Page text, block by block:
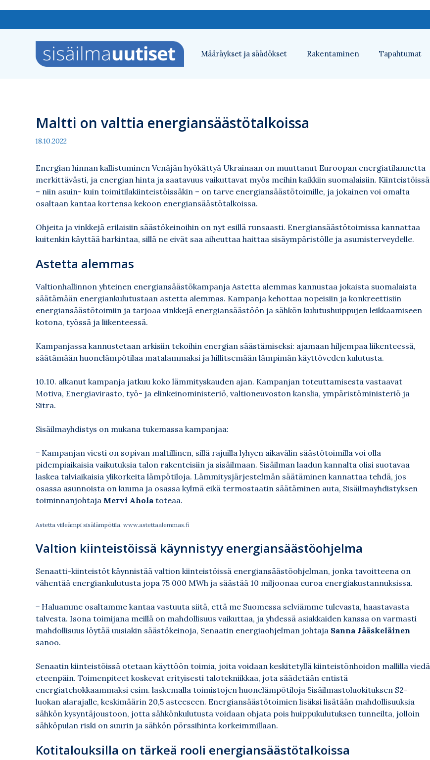
sisältöön
Määräykset ja säädökset Rakentaminen Tapahtumat
Maltti on valttia energiansäästötalkoissa
18.10.2022
Energian hinnan kallistuminen Venäjän hyökättyä Ukrainaan on muuttanut Euroopan energiatilannetta
merkittävästi, ja energian hinta ja saatavuus vaikuttavat myös meihin kaikkiin suomalaisiin. Kiinteistöissä
– niin asuin- kuin toimitilakiinteistöissäkin – on tarve energiansäästötoimille, ja jokainen voi omalta
osaltaan kantaa kortensa kekoon energiansäästötalkoissa.
Ohjeita ja vinkkejä erilaisiin säästökeinoihin on nyt esillä runsaasti. Energiansäästötoimissa kannattaa
kuitenkin käyttää harkintaa, sillä ne eivät saa aiheuttaa haittaa sisäympäristölle ja asumisterveydelle.
Astetta alemmas
Valtionhallinnon yhteinen energiansäästökampanja Astetta alemmas kannustaa jokaista suomalaista
säätämään energiankulutustaan astetta alemmas. Kampanja kehottaa nopeisiin ja konkreettisiin
energiansäästötoimiin ja tarjoaa vinkkejä energiansäästöön ja sähkön kulutushuippujen leikkaamiseen
kotona, työssä ja liikenteessä.
Kampanjassa kannustetaan arkisiin tekoihin energian säästämiseksi: ajamaan hiljempaa liikenteessä,
säätämään huonelämpötilaa matalammaksi ja hillitsemään lämpimän käyttöveden kulutusta.
10.10. alkanut kampanja jatkuu koko lämmityskauden ajan. Kampanjan toteuttamisesta vastaavat
Motiva, Energiavirasto, työ- ja elinkeinoministeriö, valtioneuvoston kanslia, ympäristöministeriö ja
Sitra.
Sisäilmayhdistys on mukana tukemassa kampanjaa:
− Kampanjan viesti on sopivan maltillinen, sillä rajuilla lyhyen aikavälin säästötoimilla voi olla
pidempiaikaisia vaikutuksia talon rakenteisiin ja sisäilmaan. Sisäilman laadun kannalta olisi suotavaa
laskea talviaikaisia ylikorkeita lämpötiloja. Lämmitysjärjestelmän säätäminen kannattaa tehdä, jos
osassa asunnoista on kuuma ja osassa kylmä eikä termostaatin säätäminen auta, Sisäilmayhdistyksen
toiminnanjohtaja Mervi Ahola toteaa.
Astetta viileämpi sisälämpötila. www.astettaalemmas.fi
Valtion kiinteistöissä käynnistyy energiansäästöohjelma
Senaatti-kiinteistöt käynnistää valtion kiinteistöissä energiansäästöohjelman, jonka tavoitteena on
vähentää energiankulutusta jopa 75 000 MWh ja säästää 10 miljoonaa euroa energiakustannuksissa.
− Haluamme osaltamme kantaa vastuuta siitä, että me Suomessa selviämme tulevasta, haastavasta
talvesta. Isona toimijana meillä on mahdollisuus vaikuttaa, ja yhdessä asiakkaiden kanssa on varmasti
mahdollisuus löytää uusiakin säästökeinoja, Senaatin energiaohjelman johtaja Sanna Jääskeläinen
sanoo.
Senaatin kiinteistöissä otetaan käyttöön toimia, joita voidaan keskitetyllä kiinteistönhoidon mallilla viedä
eteenpäin. Toimenpiteet koskevat erityisesti talotekniikkaa, jota säädetään entistä
energiatehokkaammaksi esim. laskemalla toimistojen huonelämpötiloja Sisäilmastoluokituksen S2-
luokan alarajalle, keskimäärin 20,5 asteeseen. Energiansäästötoimien lisäksi lisätään mahdollisuuksia
sähkön kysyntäjoustoon, jotta sähkönkulutusta voidaan ohjata pois huippukulutuksen tunneilta, jolloin
sähköpulan riski on suurin ja sähkön pörssihinta korkeimmillaan.
Kotitalouksilla on tärkeä rooli energiansäästötalkoissa